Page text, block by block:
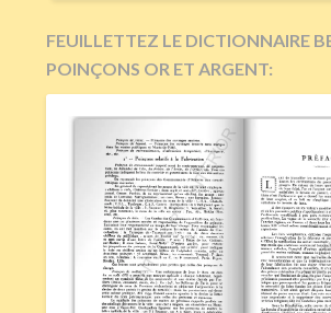
FEUILLETTEZ LE DICTIONNAIRE
POINÇONS OR ET ARGENT: